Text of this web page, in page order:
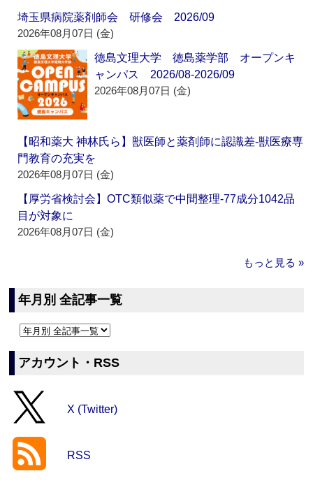
埼玉県病院薬剤師会 研修会 2026/09
2026年08月07日 (金)
徳島文理大学 徳島薬学部 オープンキ
ャンパス 2026/08-2026/09
2026年08月07日 (金)
【昭和薬大 神林氏ら】獣医師と薬剤師に認識差‐獣医療専
門教育の充実を
2026年08月07日 (金)
【厚労省検討会】OTC類似薬で中間整理‐77成分1042品
目が対象に
2026年08月07日 (金)
もっと見る »
年月別 全記事一覧
アカウント・RSS
X (Twitter)
RSS